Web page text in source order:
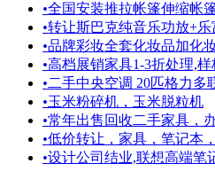
•全国安装推拉帐篷伸缩帐
•转让斯巴克纯音乐功放+乐
•品牌彩妆全套化妆品加化
•高档展销家具1-3折处理,样
•二手中央空调 20匹格力多
•玉米粉碎机，玉米脱粒机
•常年出售回收二手家具，
•低价转让，家具，笔记本
•设计公司结业,联想高端笔